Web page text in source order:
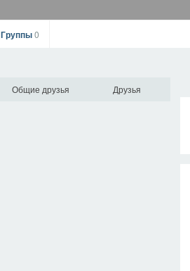
Группы0
Общие друзья Друзья